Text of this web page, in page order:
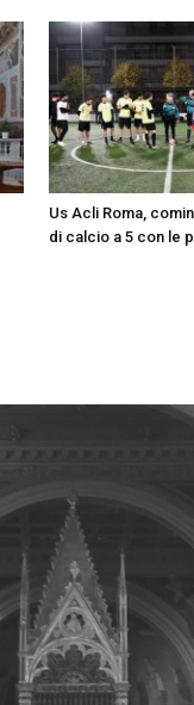
Us Acli Roma,
di calcio a 5 con le